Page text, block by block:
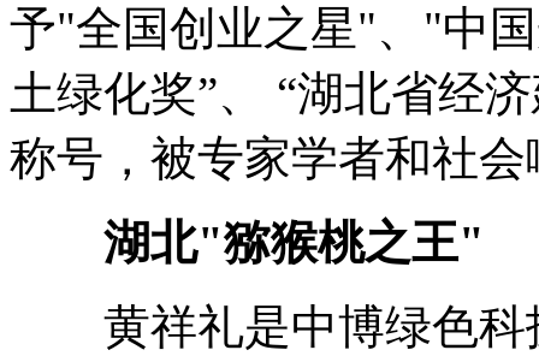
予"全国创业之星"、"中
土绿化奖”、 “湖北省经
称号，被专家学者和社
湖北"猕猴桃之王"
黄祥礼是中博绿色科